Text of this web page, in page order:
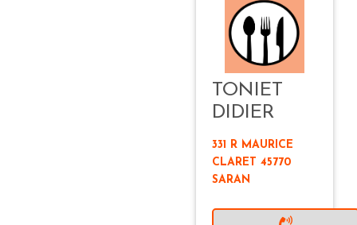
TONIET
DIDIER
331 R MAURICE
CLARET 45770
SARAN